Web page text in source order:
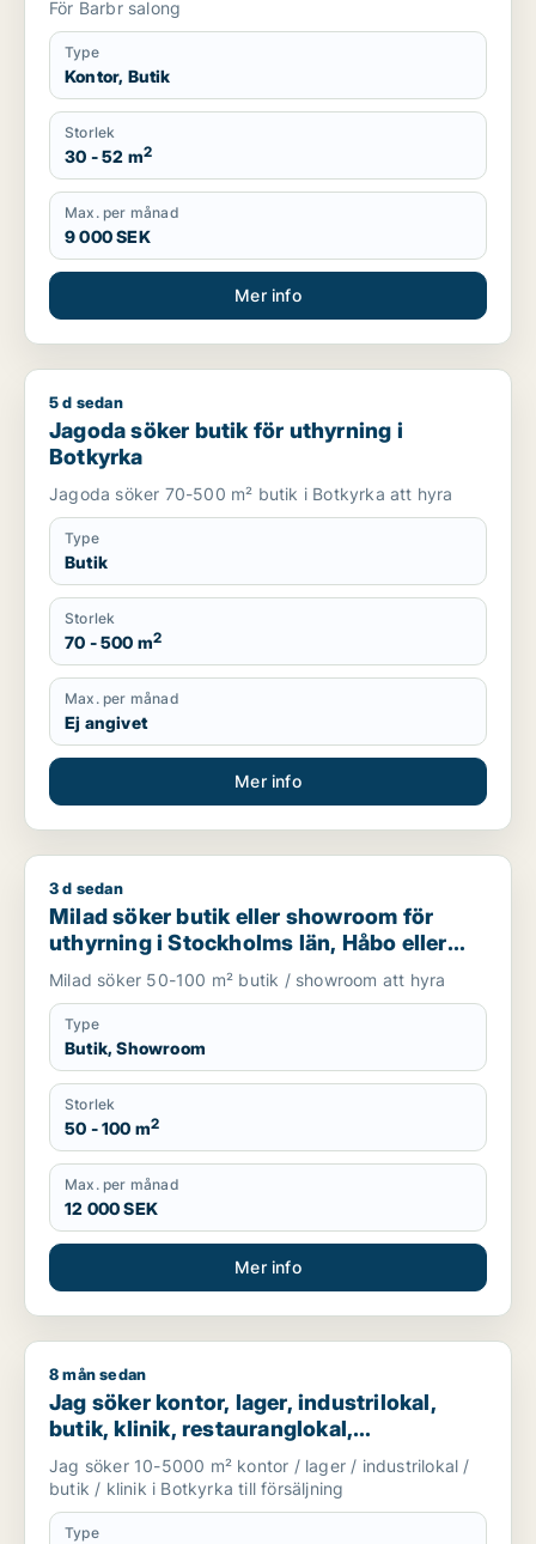
För Barbr salong
Type
Kontor, Butik
Storlek
30 - 52 m2
Max. per månad
9 000 SEK
Mer info
Jagoda söker butik för uthyrning i Botkyrka
5 d sedan
Jagoda söker butik för uthyrning i
Botkyrka
Jagoda söker 70-500 m² butik i Botkyrka att hyra
Type
Butik
Storlek
70 - 500 m2
Max. per månad
Ej angivet
Mer info
Milad söker butik eller showroom för uthyrning i Stockholms
3 d sedan
Milad söker butik eller showroom för
uthyrning i Stockholms län, Håbo eller
Knivsta
Milad söker 50-100 m² butik / showroom att hyra
Type
Butik, Showroom
Storlek
50 - 100 m2
Max. per månad
12 000 SEK
Mer info
Jag söker kontor, lager, industrilokal, butik, klinik,
8 mån sedan
Jag söker kontor, lager, industrilokal,
butik, klinik, restauranglokal,
fastighetsmark, bostadsfastighet, hotell
eller garage till salu i Botkyrka
Jag söker 10-5000 m² kontor / lager / industrilokal /
butik / klinik i Botkyrka till försäljning
Type